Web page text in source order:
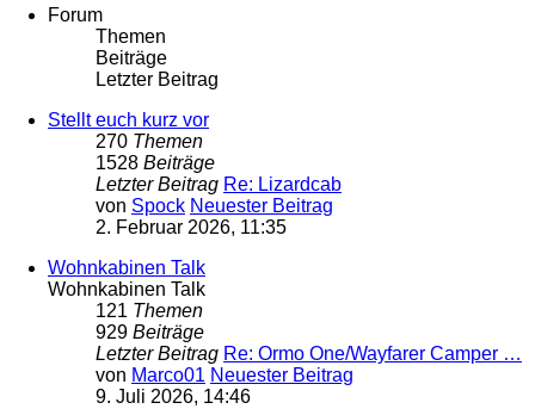
Forum
Themen
Beiträge
Letzter Beitrag
Stellt euch kurz vor
270 Themen
1528 Beiträge
Letzter Beitrag Re: Lizardcab
von Spock Neuester Beitrag
2. Februar 2026, 11:35
Wohnkabinen Talk
Wohnkabinen Talk
121 Themen
929 Beiträge
Letzter Beitrag Re: Ormo One/Wayfarer Camper …
von Marco01 Neuester Beitrag
9. Juli 2026, 14:46